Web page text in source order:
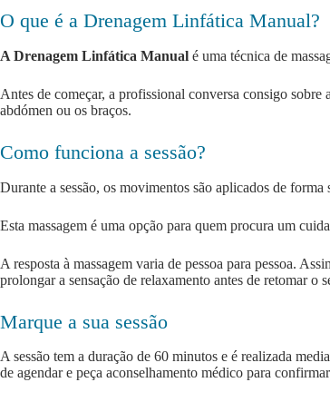
O que é a Drenagem Linfática Manual?
A Drenagem Linfática Manual é uma técnica de
Antes de começar, a profissional conversa consigo sobre
abdómen ou os braços.
Como funciona a sessão?
Durante a sessão, os movimentos são aplicados de
Esta massagem é uma opção para quem procura um
A resposta à massagem varia de pessoa para pessoa.
prolongar a sensação de relaxamento antes de retomar o
Marque a sua sessão
A sessão tem a duração de 60 minutos e é realizada
de agendar e peça aconselhamento médico para